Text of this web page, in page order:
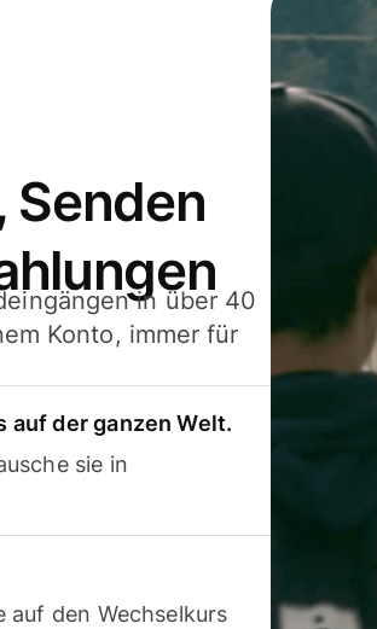
Senden
in über 40
Konto, immer für
auf der ganzen Welt.
sie in
auf den Wechselkurs